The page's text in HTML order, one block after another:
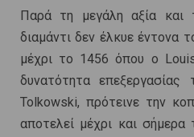
Παρά τη μεγάλη αξία και
διαμάντι δεν έλκυε έντονα
μέχρι το 1456 όπου ο
δυνατότητα
Tolkowski, πρότεινε την
αποτελεί μέχρι και